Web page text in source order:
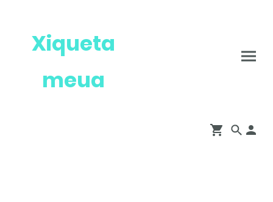
Xiqueta
meua